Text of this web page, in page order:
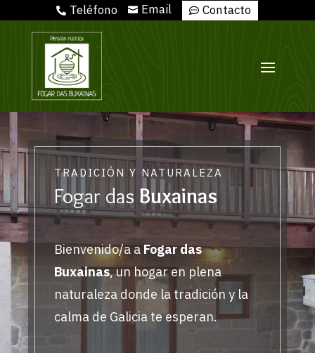
 Teléfono  Email  Contacto
de
vídeo
TRADICIÓN Y NATURALEZA
Fogar das Buxainas
Bienvenido/a aFogar das
Buxainas, un hogar en plena
naturaleza donde la tradición y la
calma de Galicia te esperan.